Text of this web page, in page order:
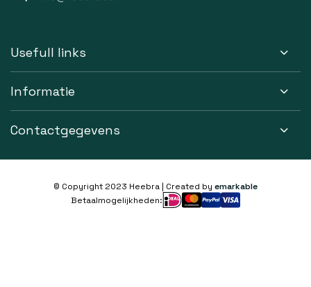
Usefull links
Informatie
Contactgegevens
© Copyright 2023 Heebra | Created by emarkable
Betaalmogelijkheden: